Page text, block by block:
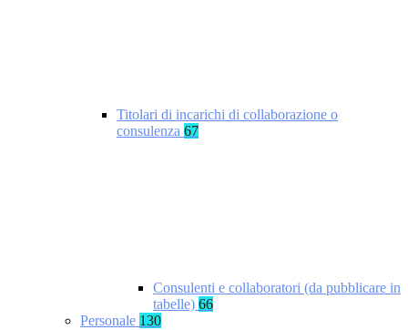
Titolari di incarichi di collaborazione o
consulenza 67
Consulenti e collaboratori (da pubblicare in
tabelle) 66
Personale 130